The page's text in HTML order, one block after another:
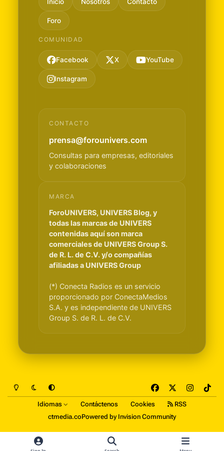
Foro
COMUNIDAD
Facebook X YouTube
Instagram
CONTACTO
prensa@forounivers.com
Consultas para empresas, editoriales
y colaboraciones
MARCA
ForoUNIVERS, UNIVERS Blog, y
todas las marcas de UNIVERS
contenidas aquí son marca
comerciales de UNIVERS Group S.
de R. L. de C.V. y/o compañías
afiliadas a UNIVERS Group
(*) Conecta Radios es un servicio
proporcionado por ConectaMedios
S.A. y es independiente de UNIVERS
Group S. de R. L. de C.V.
Light ModeDark ModeSystem Preference
a
c
e
b
n
s
a
g
i
o
Idiomas Contáctenos Cookies
RSS
ctmedia.coPowered by Invision Community